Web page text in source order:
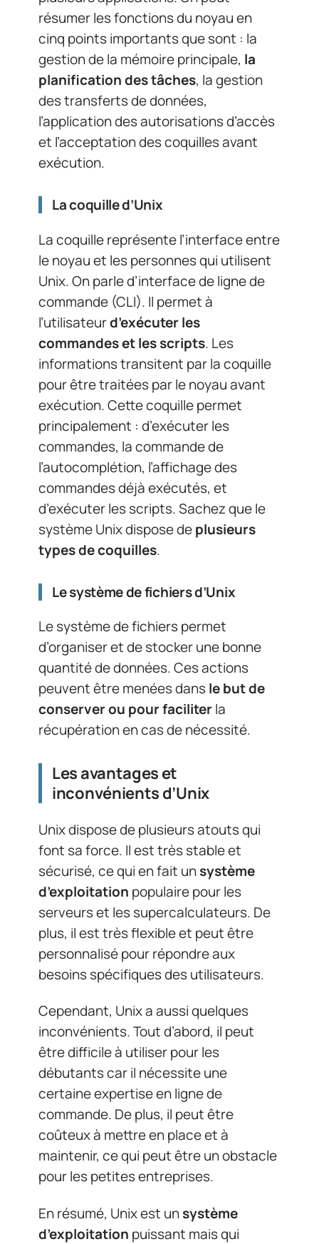
résumer les fonctions du noyau en
cinq points importants que sont : la
gestion de la mémoire principale, la
planification des tâches, la gestion
des transferts de données,
l’application des autorisations d’accès
et l’acceptation des coquilles avant
exécution.
La coquille d’Unix
La coquille représente l’interface entre
le noyau et les personnes qui utilisent
Unix. On parle d’interface de ligne de
commande (CLI). Il permet à
l’utilisateurd’exécuter les
commandes et les scripts. Les
informations transitent par la coquille
pour être traitées par le noyau avant
exécution. Cette coquille permet
principalement : d’exécuter les
commandes, la commande de
l’autocomplétion, l’affichage des
commandes déjà exécutés, et
d’exécuter les scripts. Sachez que le
système Unix dispose deplusieurs
types de coquilles.
Le système de fichiers d’Unix
Le système de fichiers permet
d’organiser et de stocker une bonne
quantité de données. Ces actions
peuvent être menées dansle but de
conserver ou pour faciliterla
récupération en cas de nécessité.
Les avantages et
inconvénients d’Unix
Unix dispose de plusieurs atouts qui
font sa force. Il est très stable et
sécurisé, ce qui en fait unsystème
d’exploitation populaire pour les
serveurs et les supercalculateurs. De
plus, il est très flexible et peut être
personnalisé pour répondre aux
besoins spécifiques des utilisateurs.
Cependant, Unix a aussi quelques
inconvénients. Tout d’abord, il peut
être difficile à utiliser pour les
débutants car il nécessite une
certaine expertise en ligne de
commande. De plus, il peut être
coûteux à mettre en place et à
maintenir, ce qui peut être un obstacle
pour les petites entreprises.
En résumé, Unix est unsystème
d’exploitation puissant mais qui